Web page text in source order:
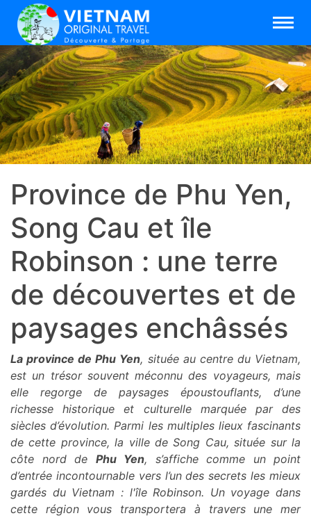
Province de Phu Yen,
Song Cau et île
Robinson : une terre
de découvertes et de
paysages enchâssés
La province de Phu Yen, située au centre du Vietnam,
est un trésor souvent méconnu des voyageurs, mais
elle regorge de paysages époustouflants, d’une
richesse historique et culturelle marquée par des
siècles d’évolution. Parmi les multiples lieux fascinants
de cette province, la ville de Song Cau, située sur la
côte nord de Phu Yen, s’affiche comme un point
d’entrée incontournable vers l’un des secrets les mieux
gardés du Vietnam : l'île Robinson. Un voyage dans
cette région vous transportera à travers une mer